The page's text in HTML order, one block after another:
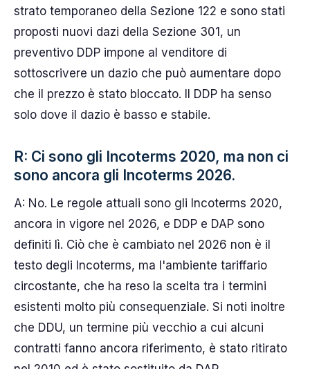
strato temporaneo della Sezione 122 e sono stati
proposti nuovi dazi della Sezione 301, un
preventivo DDP impone al venditore di
sottoscrivere un dazio che può aumentare dopo
che il prezzo è stato bloccato. Il DDP ha senso
solo dove il dazio è basso e stabile.
R: Ci sono gli Incoterms 2020, ma non ci
sono ancora gli Incoterms 2026.
A: No. Le regole attuali sono gli Incoterms 2020,
ancora in vigore nel 2026, e DDP e DAP sono
definiti lì. Ciò che è cambiato nel 2026 non è il
testo degli Incoterms, ma l'ambiente tariffario
circostante, che ha reso la scelta tra i termini
esistenti molto più consequenziale. Si noti inoltre
che DDU, un termine più vecchio a cui alcuni
contratti fanno ancora riferimento, è stato ritirato